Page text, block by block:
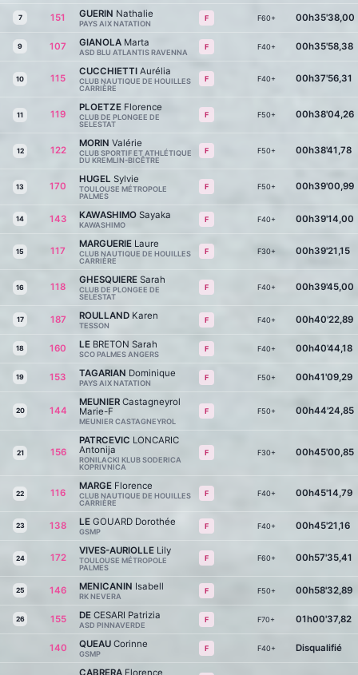
7 151 GUERIN Nathalie
PAYS AIX NATATION
F F60+ 00h35'38,00
9 107 GIANOLA Marta
ASD BLU ATLANTIS RAVENNA
F F40+ 00h35'58,38
10 115
CUCCHIETTI Aurélia
CLUB NAUTIQUE DE HOUILLES
CARRIÈRE
F F40+ 00h37'56,31
11 119
PLOETZE Florence
CLUB DE PLONGEE DE
SELESTAT
F F50+ 00h38'04,26
12 122
MORIN Valérie
CLUB SPORTIF ET ATHLÉTIQUE
DU KREMLIN-BICÊTRE
F F50+ 00h38'41,78
13 170
HUGEL Sylvie
TOULOUSE MÉTROPOLE
PALMES
F F50+ 00h39'00,99
14 143 KAWASHIMO Sayaka
KAWASHIMO
F F40+ 00h39'14,00
15 117
MARGUERIE Laure
CLUB NAUTIQUE DE HOUILLES
CARRIÈRE
F F30+ 00h39'21,15
16 118
GHESQUIERE Sarah
CLUB DE PLONGEE DE
SELESTAT
F F40+ 00h39'45,00
17 187 ROULLAND Karen
TESSON
F F40+ 00h40'22,89
18 160 LE BRETON Sarah
SCO PALMES ANGERS
F F40+ 00h40'44,18
19 153 TAGARIAN Dominique
PAYS AIX NATATION
F F50+ 00h41'09,29
20 144
MEUNIER Castagneyrol
Marie-F
MEUNIER CASTAGNEYROL
F F50+ 00h44'24,85
21 156
PATRCEVIC LONCARIC
Antonija
RONILACKI KLUB SODERICA
KOPRIVNICA
F F30+ 00h45'00,85
22 116
MARGE Florence
CLUB NAUTIQUE DE HOUILLES
CARRIÈRE
F F40+ 00h45'14,79
23 138 LE GOUARD Dorothée
GSMP
F F40+ 00h45'21,16
24 172
VIVES-AURIOLLE Lily
TOULOUSE MÉTROPOLE
PALMES
F F60+ 00h57'35,41
25 146 MENICANIN Isabell
RK NEVERA
F F50+ 00h58'32,89
26 155 DE CESARI Patrizia
ASD PINNAVERDE
F F70+ 01h00'37,82
140 QUEAU Corinne
GSMP
F F40+ Disqualifié
CABRERA Florence